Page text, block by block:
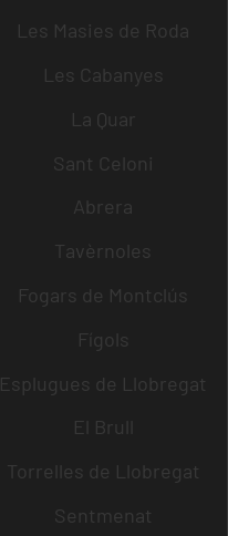
Les Masies de Roda
Les Cabanyes
La Quar
Sant Celoni
Abrera
Tavèrnoles
Fogars de Montclús
Fígols
Esplugues de Llobregat
El Brull
Torrelles de Llobregat
Sentmenat